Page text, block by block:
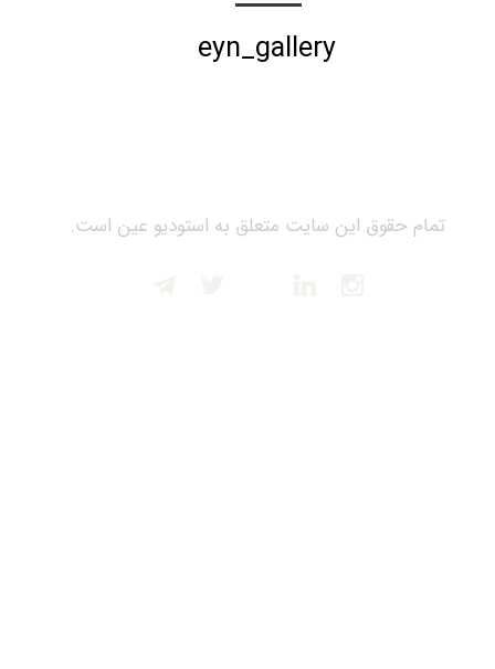
تمام حقوق این سایت متعلق به استودیو عین است.
eyn_gallery